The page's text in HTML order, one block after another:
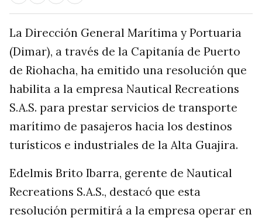
La Dirección General Marítima y Portuaria
(Dimar), a través de la Capitanía de Puerto
de Riohacha, ha emitido una resolución que
habilita a la empresa Nautical Recreations
S.A.S. para prestar servicios de transporte
marítimo de pasajeros hacia los destinos
turísticos e industriales de la Alta Guajira.
Edelmis Brito Ibarra, gerente de Nautical
Recreations S.A.S., destacó que esta
resolución permitirá a la empresa operar en